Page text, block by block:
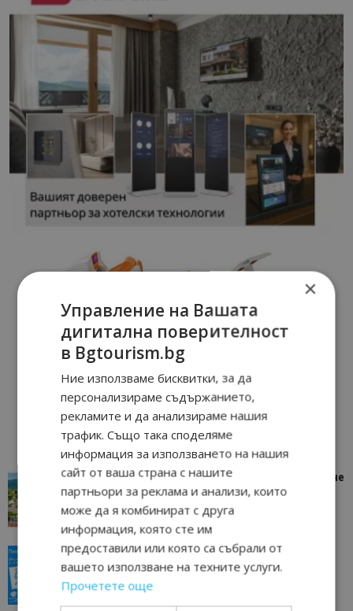
“Пощенска картичка от…”: Петрич – Изживяване
отвъд очакваното
Петрич 11/07/2026 11:22
“Пощенска картичка от…”: Пловдив, градът на
всички времена
Пловдив 23/06/2026 10:00
×
Управление на Вашата
дигитална поверителност
в Bgtourism.bg
Ние използваме бисквитки, за да
персонализираме съдържанието,
рекламите и да анализираме нашия
трафик. Също така споделяме
информация за използването на нашия
сайт от ваша страна с нашите
партньори за реклама и анализи, които
може да я комбинират с друга
информация, която сте им
предоставили или която са събрали от
вашето използване на техните услуги.
Прочетете още